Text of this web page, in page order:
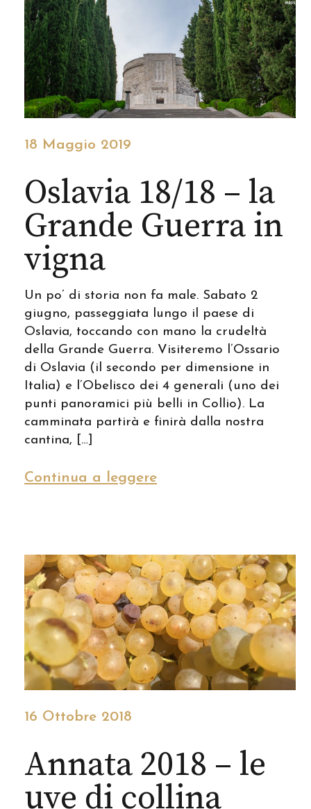
18 Maggio 2019
Oslavia 18/18 – la
Grande Guerra in
vigna
Un po’ di storia non fa male. Sabato 2
giugno, passeggiata lungo il paese di
Oslavia, toccando con mano la crudeltà
della Grande Guerra. Visiteremo l’Ossario
di Oslavia (il secondo per dimensione in
Italia) e l’Obelisco dei 4 generali (uno dei
punti panoramici più belli in Collio). La
camminata partirà e finirà dalla nostra
cantina, […]
Continua a leggere
16 Ottobre 2018
Annata 2018 – le
uve di collina